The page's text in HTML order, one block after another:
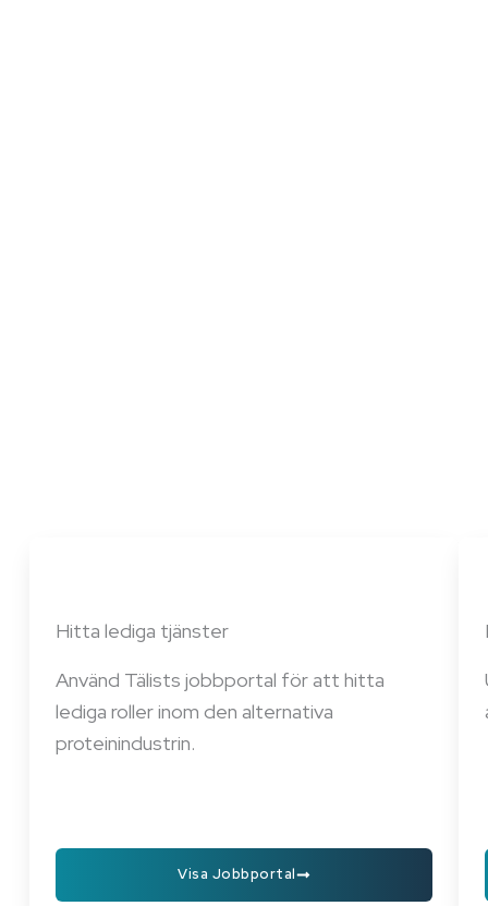
Hitta lediga tjänster
Använd Tälists jobbportal för att hitta
lediga roller inom den alternativa
proteinindustrin.
Visa Jobbportal